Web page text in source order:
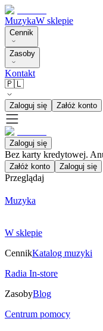
MuzykaW sklepie
Cennik
Zasoby
Kontakt
🇵🇱
Zaloguj się Załóż konto
Zaloguj się
Bez karty kredytowej.
Załóż konto Zaloguj się
Przeglądaj
Muzyka
W sklepie
CennikKatalog muzyki
Radia In-store
ZasobyBlog
Centrum pomocy